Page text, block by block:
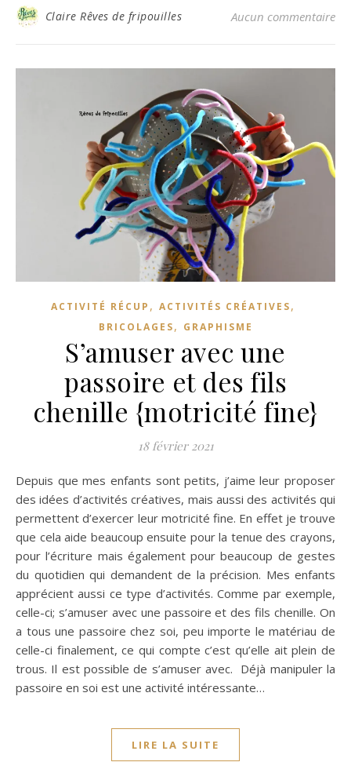
Claire Rêves de fripouilles Aucun commentaire
ACTIVITÉ RÉCUP , ACTIVITÉS CRÉATIVES,
BRICOLAGES, GRAPHISME
S’amuser avec une
passoire et des fils
chenille {motricité fine}
18 février 2021
Depuis que mes enfants sont petits, j’aime leur proposer
des idées d’activités créatives, mais aussi des activités qui
permettent d’exercer leur motricité fine. En effet je trouve
que cela aide beaucoup ensuite pour la tenue des crayons,
pour l’écriture mais également pour beaucoup de gestes
du quotidien qui demandent de la précision. Mes enfants
apprécient aussi ce type d’activités. Comme par exemple,
celle-ci; s’amuser avec une passoire et des fils chenille. On
a tous une passoire chez soi, peu importe le matériau de
celle-ci finalement, ce qui compte c’est qu’elle ait plein de
trous. Il est possible de s’amuser avec. Déjà manipuler la
passoire en soi est une activité intéressante…
LIRE LA SUITE